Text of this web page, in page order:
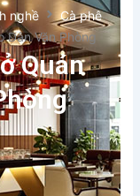
nghề
Cà phê
Dân Văn Phòng
Quán